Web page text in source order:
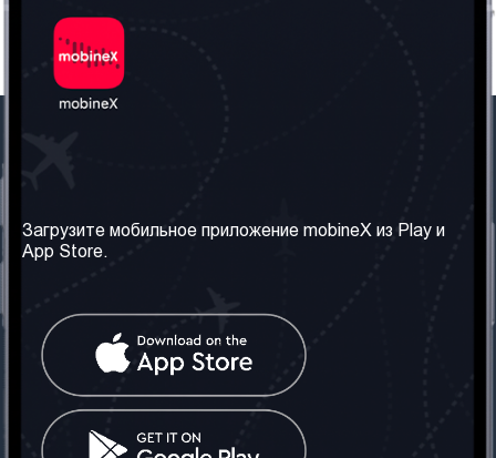
Наши сервисы
Правила и Условия
Часто задаваемые
вопросы
Контакт
Грузия: Тбилиси
Социальные сети
Загрузите мобильное приложение mobineX из Play и
App Store.